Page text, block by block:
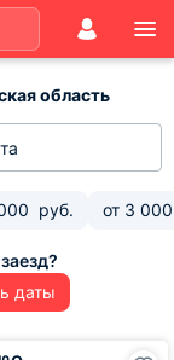
область
руб. от 3 000
даты